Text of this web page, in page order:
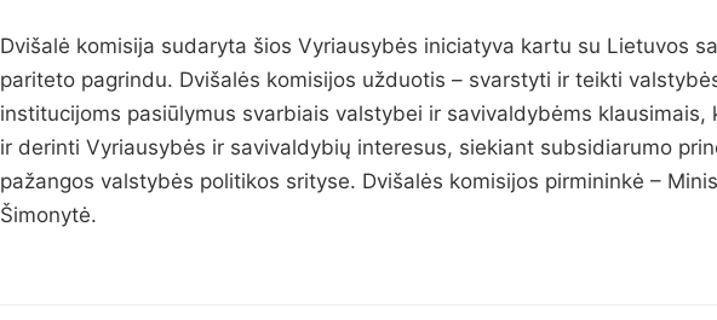
Dvišalė komisija sudaryta šios Vyriausybės iniciatyva kartu su Lietuvos
pariteto pagrindu. Dvišalės komisijos užduotis – svarstyti ir teikti
institucijoms pasiūlymus svarbiais valstybei ir savivaldybėms klausimais,
ir derinti Vyriausybės ir savivaldybių interesus, siekiant subsidiarumo
pažangos valstybės politikos srityse. Dvišalės komisijos pirmininkė –
Šimonytė.